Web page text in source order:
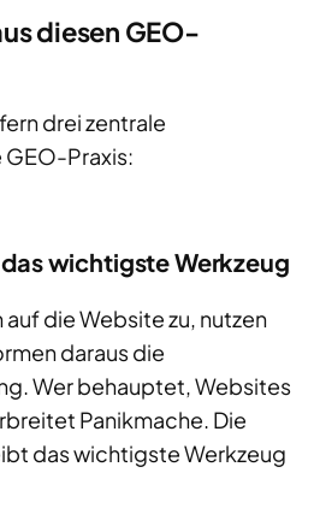
diesen GEO-
drei zentrale
GEO-Praxis:
wichtigste Werkzeug
die Website zu, nutzen
daraus die
Wer behauptet, Websites
Panikmache. Die
das wichtigste Werkzeug